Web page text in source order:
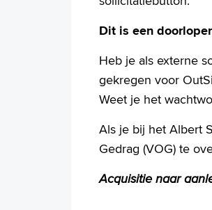
Dit is een
Heb je als externe
gekregen voor
Weet je het
Als je bij het Albert
Gedrag (VOG) te
Acquisitie naar